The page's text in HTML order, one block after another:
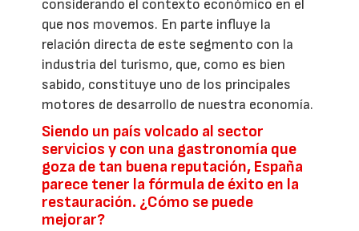
considerando el contexto económico en el
que nos movemos. En parte influye la
relación directa de este segmento con la
industria del turismo, que, como es bien
sabido, constituye uno de los principales
motores de desarrollo de nuestra economía.
Siendo un país volcado al sector
servicios y con una gastronomía que
goza de tan buena reputación, España
parece tener la fórmula de éxito en la
restauración. ¿Cómo se puede
mejorar?